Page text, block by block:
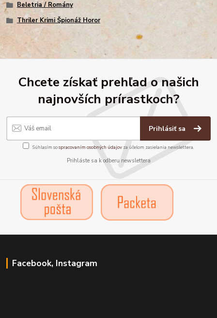
Beletria / Romány
Thriler Krimi Špionáž Horor
Chcete získať prehľad o našich
najnovších prírastkoch?
Prihlásiť sa
Súhlasím sospracovaním osobných údajov za účelom zasielania newslettera.
Prihláste sa k odberu newslettera
Facebook, Instagram